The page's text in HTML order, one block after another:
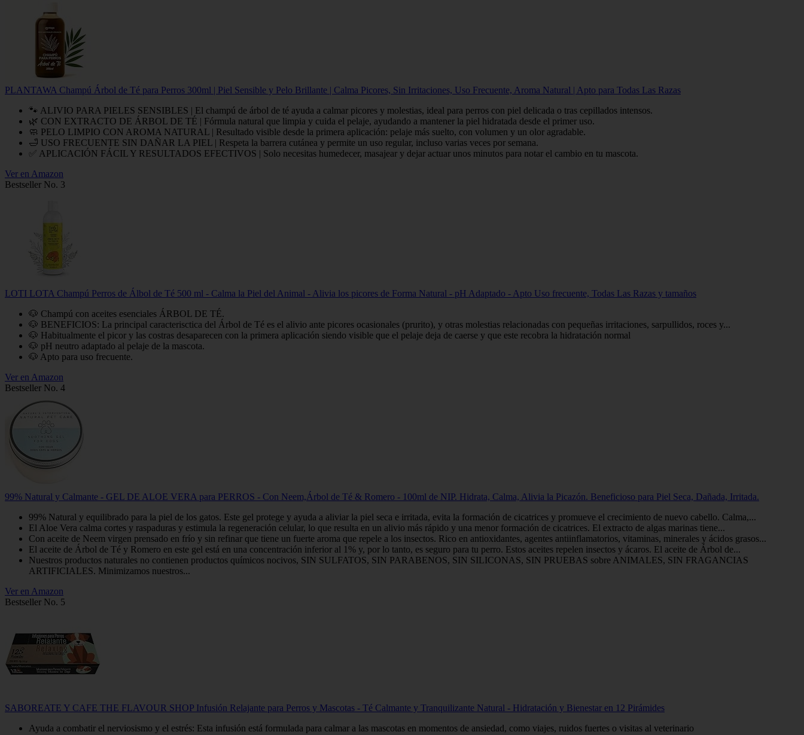
PLANTAWA Champú Árbol de Té para Perros 300ml | Piel Sensible y Pelo Brillante | Calma Picores, Sin Irritaciones, Uso Frecuente, Aroma Natural | Apto para Todas Las Razas
🐾 ALIVIO PARA PIELES SENSIBLES | El champú de árbol de té ayuda a calmar picores y molestias, ideal para perros con piel delicada o tras cepillados intensos.
🌿 CON EXTRACTO DE ÁRBOL DE TÉ | Fórmula natural que limpia y cuida el pelaje, ayudando a mantener la piel hidratada desde el primer uso.
🧼 PELO LIMPIO CON AROMA NATURAL | Resultado visible desde la primera aplicación: pelaje más suelto, con volumen y un olor agradable.
🛁 USO FRECUENTE SIN DAÑAR LA PIEL | Respeta la barrera cutánea y permite un uso regular, incluso varias veces por semana.
✅ APLICACIÓN FÁCIL Y RESULTADOS EFECTIVOS | Solo necesitas humedecer, masajear y dejar actuar unos minutos para notar el cambio en tu mascota.
Ver en Amazon
Bestseller No. 3
LOTI LOTA Champú Perros de Álbol de Té 500 ml - Calma la Piel del Animal - Alivia los picores de Forma Natural - pH Adaptado - Apto Uso frecuente, Todas Las Razas y tamaños
🐶 Champú con aceites esenciales ÁRBOL DE TÉ.
🐶 BENEFICIOS: La principal caracterisctica del Árbol de Té es el alivio ante picores ocasionales (prurito), y otras molestias relacionadas con pequeñas irritaciones, sarpullidos, roces y...
🐶 Habitualmente el picor y las costras desaparecen con la primera aplicación siendo visible que el pelaje deja de caerse y que este recobra la hidratación normal
🐶 pH neutro adaptado al pelaje de la mascota.
🐶 Apto para uso frecuente.
Ver en Amazon
Bestseller No. 4
99% Natural y Calmante - GEL DE ALOE VERA para PERROS - Con Neem,Árbol de Té & Romero - 100ml de NIP. Hidrata, Calma, Alivia la Picazón. Beneficioso para Piel Seca, Dañada, Irritada.
99% Natural y equilibrado para la piel de los gatos. Este gel protege y ayuda a aliviar la piel seca e irritada, evita la formación de cicatrices y promueve el crecimiento de nuevo cabello. Calma,...
El Aloe Vera calma cortes y raspaduras y estimula la regeneración celular, lo que resulta en un alivio más rápido y una menor formación de cicatrices. El extracto de algas marinas tiene...
Con aceite de Neem virgen prensado en frío y sin refinar que tiene un fuerte aroma que repele a los insectos. Rico en antioxidantes, agentes antiinflamatorios, vitaminas, minerales y ácidos grasos...
El aceite de Árbol de Té y Romero en este gel está en una concentración inferior al 1% y, por lo tanto, es seguro para tu perro. Estos aceites repelen insectos y ácaros. El aceite de Árbol de...
Nuestros productos naturales no contienen productos químicos nocivos, SIN SULFATOS, SIN PARABENOS, SIN SILICONAS, SIN PRUEBAS sobre ANIMALES, SIN FRAGANCIAS
ARTIFICIALES. Minimizamos nuestros...
Ver en Amazon
Bestseller No. 5
SABOREATE Y CAFE THE FLAVOUR SHOP Infusión Relajante para Perros y Mascotas - Té Calmante y Tranquilizante Natural - Hidratación y Bienestar en 12 Pirámides
Ayuda a combatir el nerviosismo y el estrés: Esta infusión está formulada para calmar a las mascotas en momentos de ansiedad, como viajes, ruidos fuertes o visitas al veterinario